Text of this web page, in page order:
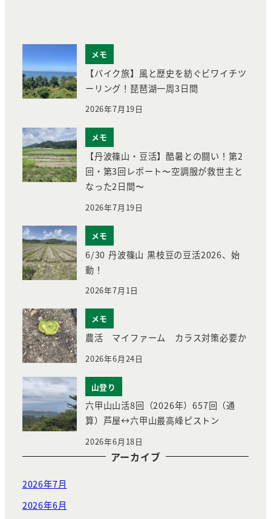
メモ
【バイク旅】風と歴史を紡ぐビワイチツ
ーリング！琵琶湖一周3日間
2026年7月19日
メモ
【丹波篠山・豆活】酷暑との闘い！第2
回・第3回レポート〜空調服が救世主と
なった2日間〜
2026年7月19日
メモ
6/30 丹波篠山 黒枝豆の豆活2026、始
動！
2026年7月1日
メモ
農活 マイファーム カラス対策必要か
2026年6月24日
山登り
六甲山山活8回（2026年）657回（通
算）芦屋↔︎六甲山最高峰ピストン
2026年6月18日
アーカイブ
2026年7月
2026年6月